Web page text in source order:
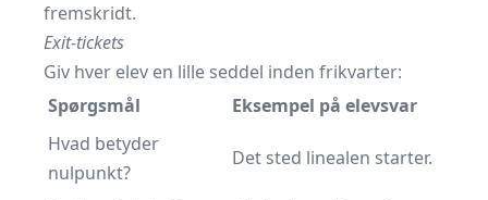
fremskridt.
Exit-tickets
Giv hver elev en lille seddel inden frikvarter:
Spørgsmål
Eksempel på elevsvar
Hvad betyder
nulpunkt?
Det sted linealen starter.